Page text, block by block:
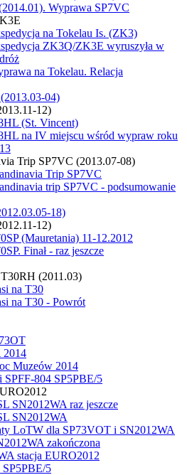
Wyprawa SP7VC
na Tokelau Is. (ZK3)
ZK3Q/ZK3E wyruszyła w
na Tokelau. Relacja
04)
12)
(St. Vincent)
na IV miejscu wśród wypraw roku
Trip SP7VC (2013.07-08)
Trip SP7VC
trip SP7VC - podsumowanie
18)
12)
(Mauretania) 11-12.2012
Finał - raz jeszcze
(2011.03)
na T30
na T30 - Powrót
2014
Muzeów 2014
804 SP5PBE/5
SN2012WA raz jeszcze
SN2012WA
LoTW dla SP73VOT i SN2012WA
zakończona
stacja EURO2012
5